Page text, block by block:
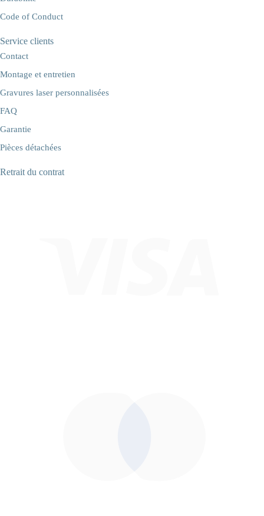
Code of Conduct
Service clients
Contact
Montage et entretien
Gravures laser personnalisées
FAQ
Garantie
Pièces détachées
Retrait du contrat